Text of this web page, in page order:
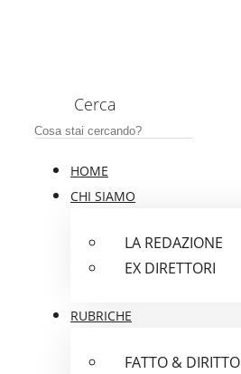
Cerca
HOME
CHI SIAMO
LA REDAZIONE
EX DIRETTORI
RUBRICHE
FATTO & DIRITTO